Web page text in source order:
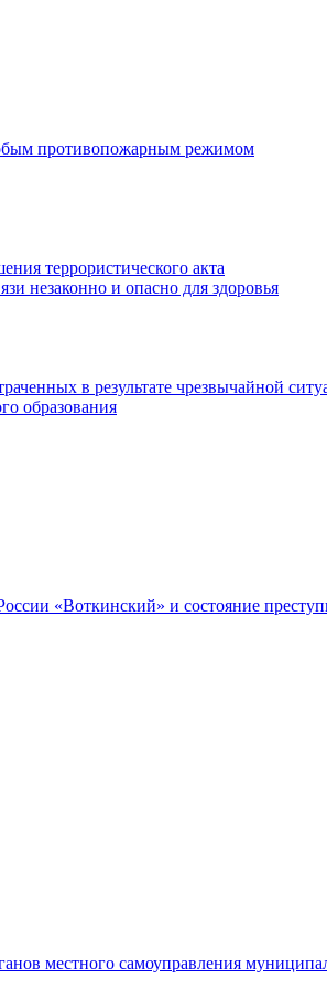
противопожарным режимом
террористического акта
незаконно и опасно для здоровья
в результате чрезвычайной
образования
«Воткинский» и состояние
местного самоуправления